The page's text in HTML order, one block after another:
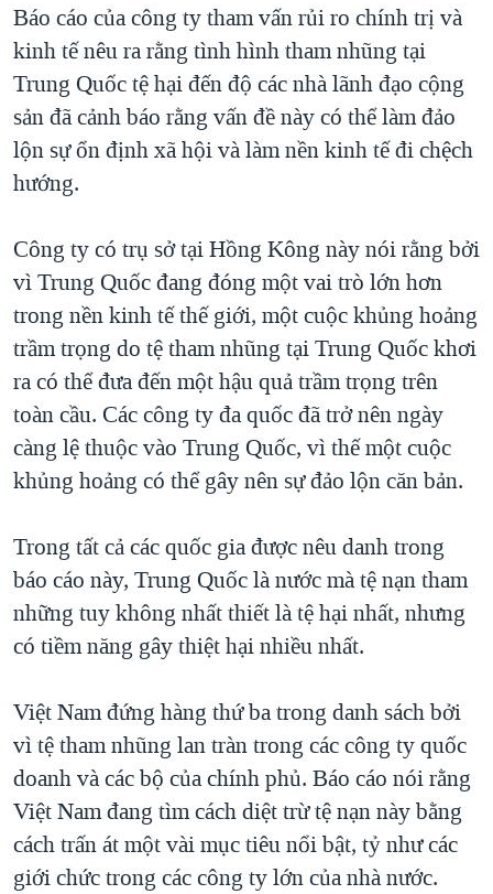
VĂN HOÁ
THỂ THAO
GIÁO DỤC
NGÀY TỊ NẠN THẾ GIỚI
TRỊNH VĨNH BÌNH - NGƯỜI HẠ 'BÊN THẮNG CUỘC'
GROUND ZERO – XƯA VÀ NAY
CHI PHÍ CHIẾN TRANH AFGHANISTAN
CÁC GIÁ TRỊ CỘNG HÒA Ở VIỆT NAM
TRỊNH VĨNH BÌNH VS. CHÍNH PHỦ VIỆT NAM
NGƯ DÂN VIỆT VÀ LÀN SÓNG TRỘM HẢI SÂM
BÊN KIA QUỐC LỘ: TIẾNG VỌNG TỪ NÔNG THÔN MỸ
QUAN HỆ VIỆT MỸ
Ngôn ngữ khác
Báo cáo của công ty tham vấn rủi ro chính trị và
kinh tế nêu ra rằng tình hình tham nhũng tại
Trung Quốc tệ hại đến độ các nhà lãnh đạo cộng
sản đã cảnh báo rằng vấn đề này có thể làm đảo
lộn sự ổn định xã hội và làm nền kinh tế đi chệch
hướng.
Công ty có trụ sở tại Hồng Kông này nói rằng bởi
vì Trung Quốc đang đóng một vai trò lớn hơn
trong nền kinh tế thế giới, một cuộc khủng hoảng
trầm trọng do tệ tham nhũng tại Trung Quốc khơi
ra có thể đưa đến một hậu quả trầm trọng trên
toàn cầu. Các công ty đa quốc đã trở nên ngày
càng lệ thuộc vào Trung Quốc, vì thế một cuộc
khủng hoảng có thể gây nên sự đảo lộn căn bản.
Trong tất cả các quốc gia được nêu danh trong
báo cáo này, Trung Quốc là nước mà tệ nạn tham
những tuy không nhất thiết là tệ hại nhất, nhưng
có tiềm năng gây thiệt hại nhiều nhất.
Việt Nam đứng hàng thứ ba trong danh sách bởi
vì tệ tham nhũng lan tràn trong các công ty quốc
doanh và các bộ của chính phủ. Báo cáo nói rằng
Việt Nam đang tìm cách diệt trừ tệ nạn này bằng
cách trấn át một vài mục tiêu nổi bật, tỷ như các
giới chức trong các công ty lớn của nhà nước.